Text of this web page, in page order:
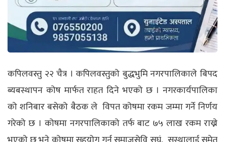
कपिलवस्तु २२ चैत्र । कपिलवस्तुको बुद्धभुमि नगरपालिकाले बिपद
ब्यबस्थापन कोष मार्फत राहत दिने भएको छ । नगरकार्यपालिका
को शनिबार बसेको बैठक ले विपत कोषमा रकम जम्मा गर्ने निर्णय
गरेको छ । कोषमा नगरपालिकाको तर्फ बाट ७५ लाख रकम राख्ने